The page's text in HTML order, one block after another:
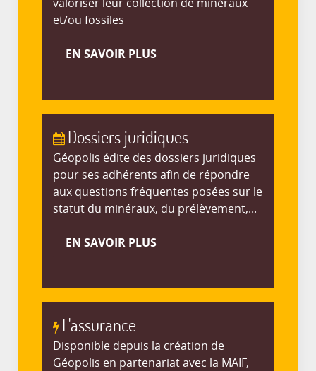
valoriser leur collection de minéraux
et/ou fossiles
EN SAVOIR PLUS
Dossiers juridiques
Géopolis édite des dossiers juridiques
pour ses adhérents afin de répondre
aux questions fréquentes posées sur le
statut du minéraux, du prélèvement,...
EN SAVOIR PLUS
L'assurance
Disponible depuis la création de
Géopolis en partenariat avec la MAIF,